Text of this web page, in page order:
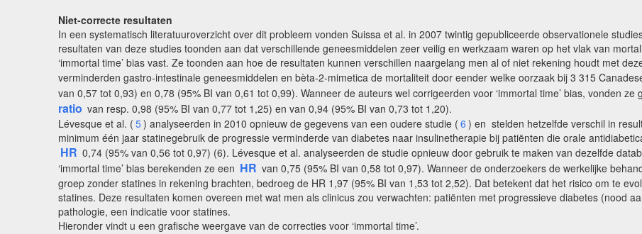
Niet-correcte resultaten
In een systematisch literatuuroverzicht over dit probleem vonden Suissa et al. in 2007 twintig gepubliceerde observationele
resultaten van deze studies toonden aan dat verschillende geneesmiddelen zeer veilig en werkzaam waren op het vlak van
‘immortal time’ bias vast. Ze toonden aan hoe de resultaten kunnen verschillen naargelang men al of niet rekening houdt met
verminderden gastro-intestinale geneesmiddelen en bèta-2-mimetica de mortaliteit door eender welke oorzaak bij 3 315
van 0,57 tot 0,93) en 0,78 (95% BI van 0,61 tot 0,99). Wanneer de auteurs wel corrigeerden voor ‘immortal time’ bias, vonden ze
ratio van resp. 0,98 (95% BI van 0,77 tot 1,25) en van 0,94 (95% BI van 0,73 tot 1,20).
Lévesque et al. ( 5) analyseerden in 2010 opnieuw de gegevens van een oudere studie ( 6 ) en stelden hetzelfde verschil in
minimum één jaar statinegebruik de progressie verminderde van diabetes naar insulinetherapie bij patiënten die orale
HR 0,74 (95% van 0,56 tot 0,97) (6). Lévesque et al. analyseerden de studie opnieuw door gebruik te maken van dezelfde
‘immortal time’ bias berekenden ze een HR van 0,75 (95% BI van 0,58 tot 0,97). Wanneer de onderzoekers de werkelijke
groep zonder statines in rekening brachten, bedroeg de HR 1,97 (95% BI van 1,53 tot 2,52). Dat betekent dat het risico om te
statines. Deze resultaten komen overeen met wat men als clinicus zou verwachten: patiënten met progressieve diabetes (nood
pathologie, een indicatie voor statines.
Hieronder vindt u een grafische weergave van de correcties voor ‘immortal time’.